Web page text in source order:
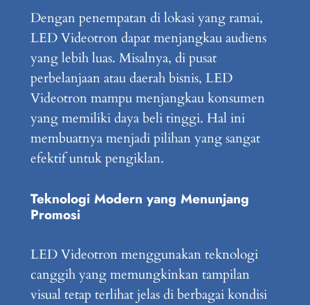
Dengan penempatan di lokasi yang ramai,
LED Videotron dapat menjangkau audiens
yang lebih luas. Misalnya, di pusat
perbelanjaan atau daerah bisnis, LED
Videotron mampu menjangkau konsumen
yang memiliki daya beli tinggi. Hal ini
membuatnya menjadi pilihan yang sangat
efektif untuk pengiklan.
Teknologi Modern yang Menunjang
Promosi
LED Videotron menggunakan teknologi
canggih yang memungkinkan tampilan
visual tetap terlihat jelas di berbagai kondisi